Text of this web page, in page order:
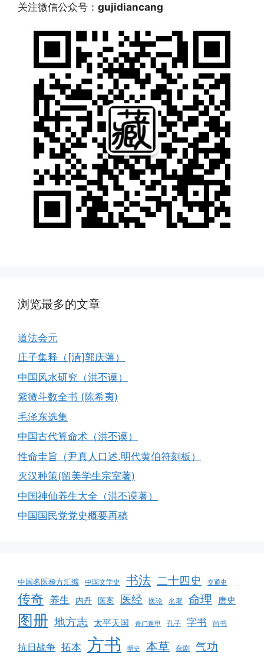
关注微信公众号： gujidiancang
浏览最多的文章
道法会元
庄子集释（[清]郭庆藩）
中国风水研究（洪丕谟）
紫微斗数全书 (陈希夷)
毛泽东选集
中国古代算命术（洪丕谟）
性命圭旨（尹真人口述.明代黄伯符刻板）
灭汉种策(留美学生宗室著)
中国神仙养生大全（洪丕谟著）
中国国民党党史概要再稿
中国名医验方汇编 中国文学史 书法 二十四史 交通史
传奇 养生 内丹 医案 医经 医论 名著 命理 唐史
图册 地方志 太平天国 奇门遁甲 孔子 字书 尚书
抗日战争 拓本 方书 明史 本草 杂剧 气功